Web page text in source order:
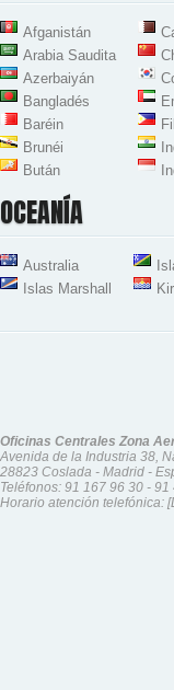
Afganistán
Arabia Saudita
Azerbaiyán
Bangladés
Baréin
Brunéi
Bután
OCEANÍA
Australia
Islas Marshall
Oficinas Centrales Zona
Avenida de la Industria 38,
28823 Coslada - Madrid -
Teléfonos: 91 167 96 30 - 91
Horario atención telefónica: